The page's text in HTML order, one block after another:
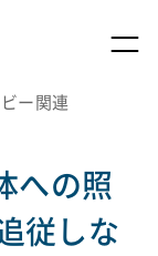
ー関連
への照
従しな